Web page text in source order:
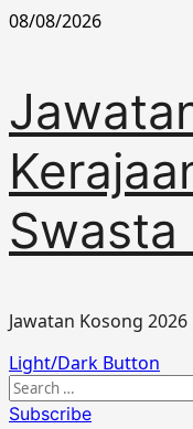
Skip
08/08/2026
Jawatan Kosong 2026
Primary
Menu
Light/Dark Button
Search
for:
Subscribe